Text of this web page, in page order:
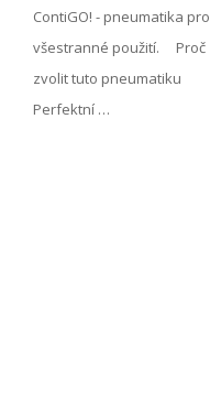
ContiGO! - pneumatika pro
všestranné použití. Proč
zvolit tuto pneumatiku
Perfektní …